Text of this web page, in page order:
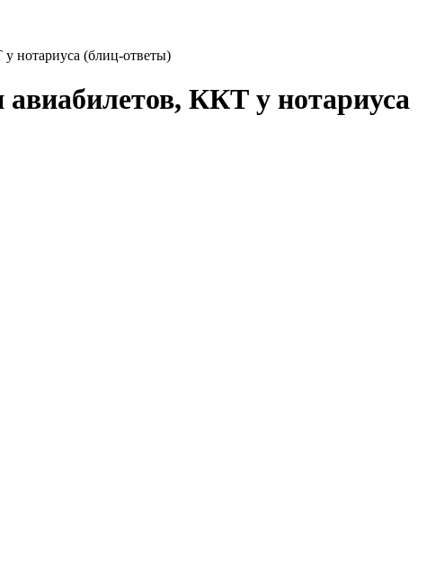
нотариуса (блиц-ответы)
авиабилетов, ККТ у нотариуса